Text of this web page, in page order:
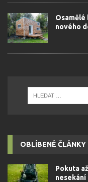
nového
OBLÍBENÉ ČLÁNKY
Pokuta